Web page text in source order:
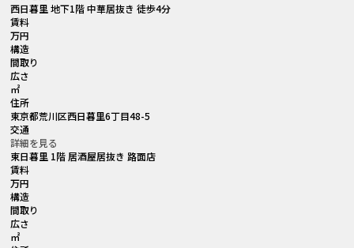
西日暮里 地下1階 中華居抜き 徒歩4分
賃料
万円
構造
間取り
広さ
㎡
住所
東京都荒川区西日暮里6丁目48-5
交通
詳細を見る
東日暮里 1階 居酒屋居抜き 路面店
賃料
万円
構造
間取り
広さ
㎡